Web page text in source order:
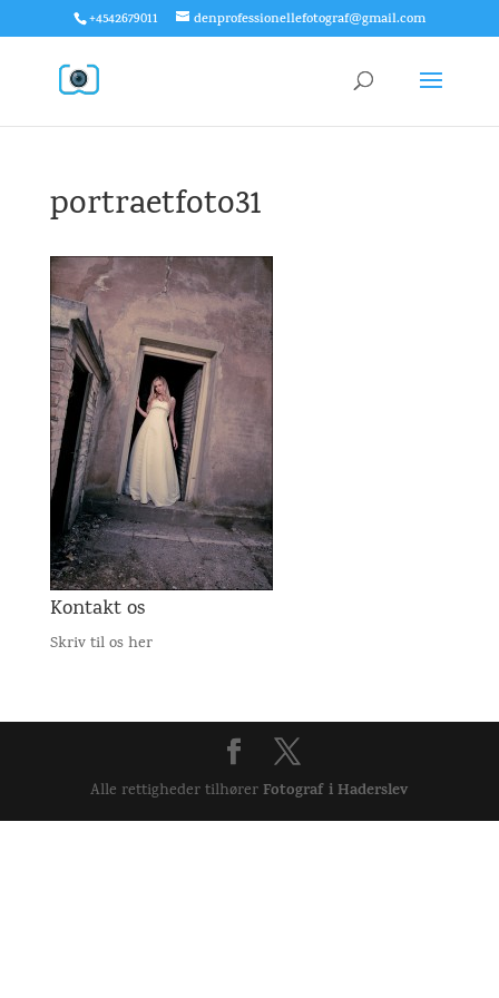
+4542679011 denprofessionellefotograf@gmail.com
portraetfoto31
Kontakt os
Skriv til os her
Alle rettigheder tilhører Fotograf i Haderslev